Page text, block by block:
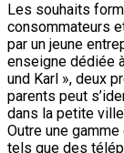
Les souhaits
consommateurs
par un jeune
enseigne dédiée
und Karl », deux
parents peut
dans la petite
Outre une
tels que des